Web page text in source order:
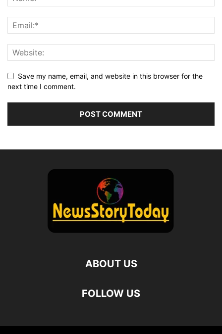
Save my name, email, and website in this browser for the
next time I comment.
ABOUT US
FOLLOW US